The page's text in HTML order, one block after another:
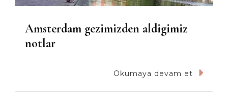
Amsterdam gezimizden aldigimiz
notlar
Okumaya devam et